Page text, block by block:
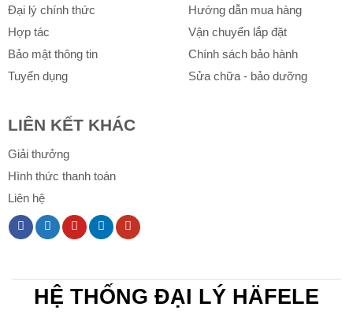
Đại lý chính thức
Hợp tác
Bảo mật thông tin
Tuyển dụng
Hướng dẫn mua hàng
Vận chuyển lắp đặt
Chính sách bảo hành
Sửa chữa - bảo dưỡng
LIÊN KẾT KHÁC
Giải thưởng
Hình thức thanh toán
Liên hệ
HỆ THỐNG ĐẠI LÝ HÄFELE